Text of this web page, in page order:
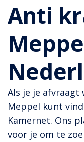
Anti
Als je je afvraagt
Meppel kunt
Kamernet. Ons
voor je om te